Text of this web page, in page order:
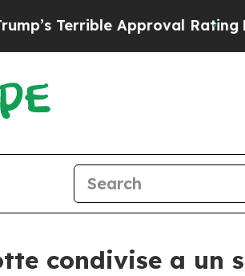
Approval RatingBlack
condivise a un